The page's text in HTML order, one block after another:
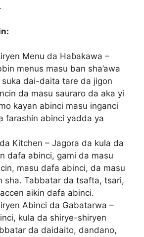
Menu da Haɓakawa –
menus masu ban sha’awa
dai-daita tare da jigon
da masu sauraro da aka yi
kayan abinci masu inganci
farashin abinci yadda ya
Kitchen – Jagora da kula da
dafa abinci, gami da masu
masu dafa abinci, da masu
sha. Tabbatar da tsafta, tsari,
aikin dafa abinci.
Abinci da Gabatarwa –
kula da shirye-shiryen
da daidaito, dandano,